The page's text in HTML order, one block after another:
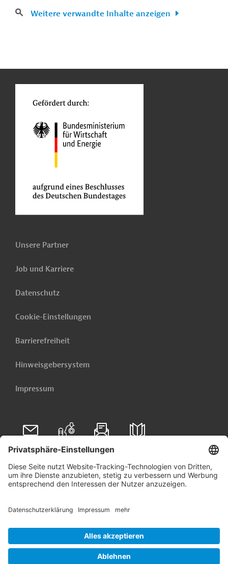
Weitere verwandte Inhalte anzeigen
Unsere Partner
Job und Karriere
Datenschutz
Cookie-Einstellungen
Barrierefreiheit
Hinweisgebersystem
Impressum
Folgen Sie uns auf
Linkedin
© 2026 Germany Trade & Invest